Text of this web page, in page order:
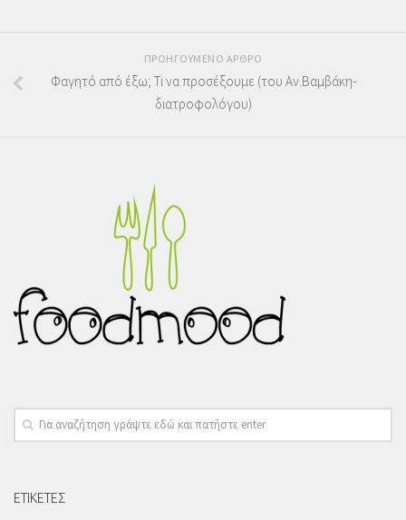
ΠΡΟΗΓΟΥΜΕΝΟ ΑΡΘΡΟ
Φαγητό από έξω; Τι να προσέξουμε (του Αν.Βαμβάκη-
διατροφολόγου)
ΕΤΙΚΕΤΕΣ